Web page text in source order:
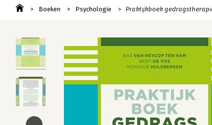
Boeken Psychologie Praktijkboek